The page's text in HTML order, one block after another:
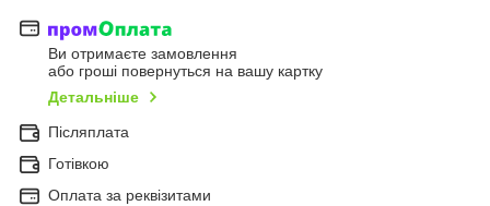
Ви отримаєте замовлення
або гроші повернуться на вашу картку
Детальніше
Післяплата
Готівкою
Оплата за реквізитами